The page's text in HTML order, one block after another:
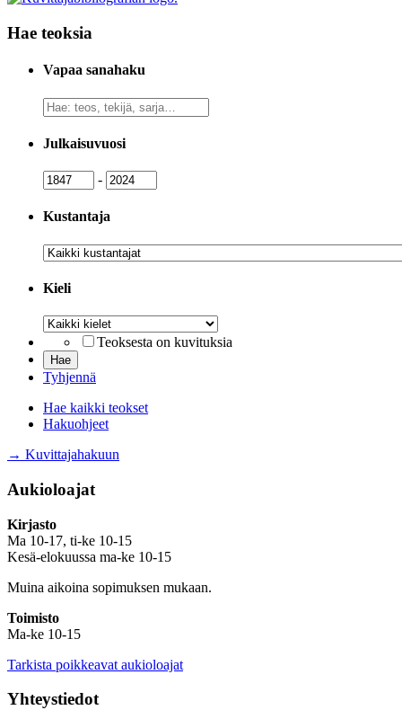
Hae teoksia
Vapaa sanahaku
Vapaa
sanahaku
Julkaisuvuosi
Julkaisuvuosi
- Julkaisuvuosi
Kustantaja
Kustantaja
Kieli
Kieli
Teoksesta on kuvituksia
Tyhjennä
Hae kaikki teokset
Hakuohjeet
→ Kuvittajahakuun
Aukioloajat
Kirjasto
Ma 10-17, ti-ke 10-15
Kesä-elokuussa ma-ke 10-15
Muina aikoina sopimuksen mukaan.
Toimisto
Ma-ke 10-15
Tarkista poikkeavat aukioloajat
Yhteystiedot